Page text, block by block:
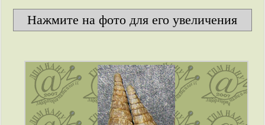
Нажмите на фото для его увеличения